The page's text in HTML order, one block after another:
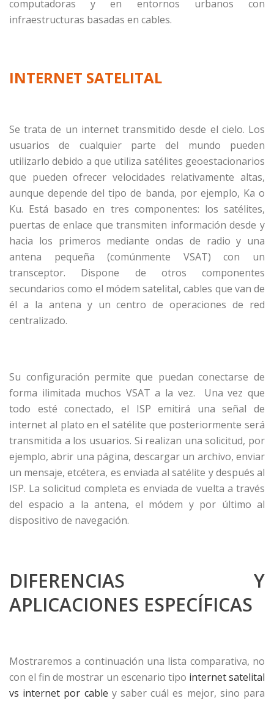
computadoras y en entornos urbanos con
infraestructuras basadas en cables.
INTERNET SATELITAL
Se trata de un internet transmitido desde el cielo. Los
usuarios de cualquier parte del mundo pueden
utilizarlo debido a que utiliza satélites geoestacionarios
que pueden ofrecer velocidades relativamente altas,
aunque depende del tipo de banda, por ejemplo, Ka o
Ku. Está basado en tres componentes: los satélites,
puertas de enlace que transmiten información desde y
hacia los primeros mediante ondas de radio y una
antena pequeña (comúnmente VSAT) con un
transceptor. Dispone de otros componentes
secundarios como el módem satelital, cables que van de
él a la antena y un centro de operaciones de red
centralizado.
Su configuración permite que puedan conectarse de
forma ilimitada muchos VSAT a la vez. Una vez que
todo esté conectado, el ISP emitirá una señal de
internet al plato en el satélite que posteriormente será
transmitida a los usuarios. Si realizan una solicitud, por
ejemplo, abrir una página, descargar un archivo, enviar
un mensaje, etcétera, es enviada al satélite y después al
ISP. La solicitud completa es enviada de vuelta a través
del espacio a la antena, el módem y por último al
dispositivo de navegación.
DIFERENCIAS Y
APLICACIONES ESPECÍFICAS
Mostraremos a continuación una lista comparativa, no
con el fin de mostrar un escenario tipo internet satelital
vs internet por cable y saber cuál es mejor, sino para